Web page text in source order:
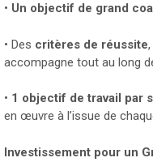
• Un objectif de grand
• Des critères de réussite
accompagne tout au long
• 1 objectif de travail par
en œuvre à l’issue de
Investissement pour un